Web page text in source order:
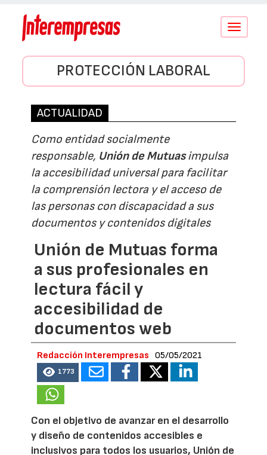
Conmutar
PROTECCIÓN LABORAL
ACTUALIDAD
Como entidad socialmente
responsable, Unión de Mutuasimpulsa
la accesibilidad universal para facilitar
la comprensión lectora y el acceso de
las personas con discapacidad a sus
documentos y contenidos digitales
Unión de Mutuas forma
a sus profesionales en
lectura fácil y
accesibilidad de
documentos web
Redacción Interempresas 05/05/2021
1773
Con el objetivo de avanzar en el desarrollo
y diseño de contenidos accesibles e
inclusivos para todos los usuarios, Unión de